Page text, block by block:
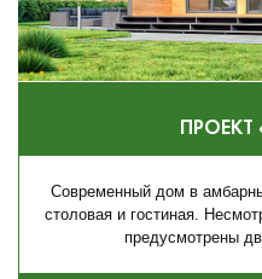
ПРОЕКТ
Современный дом в
столовая и гостиная.
предусмотрены